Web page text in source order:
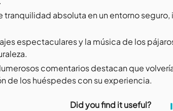
tranquilidad absoluta en un entorno seguro,
espectaculares y la música de los
comentarios destacan que
de los huéspedes con su experiencia.
Did you find it useful?